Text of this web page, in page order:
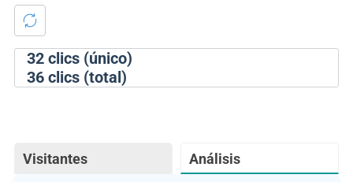
32clics (único)
36clics (total)
Visitantes Análisis